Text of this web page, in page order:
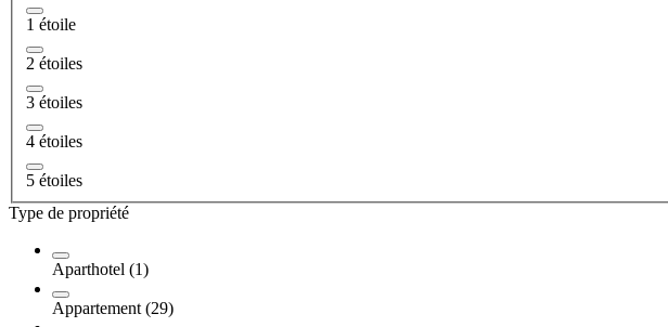
1 étoile
2 étoiles
3 étoiles
4 étoiles
5 étoiles
Type de propriété
Aparthotel (1)
Appartement (29)